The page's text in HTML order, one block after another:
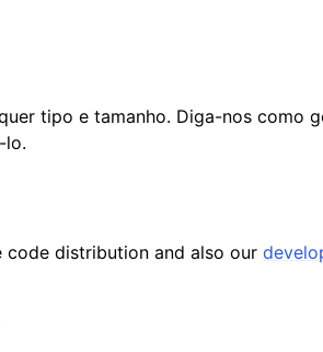
tipo e tamanho. Diga-nos como
lo.
code distribution and also our